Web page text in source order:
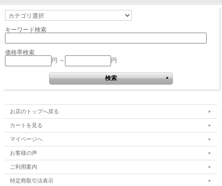
キーワード検索
価格帯検索
円 ～
円
お店のトップへ戻る
カートを見る
マイページへ
お客様の声
ご利用案内
特定商取引法表示